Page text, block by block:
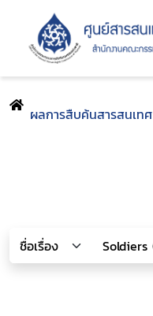
ผลการสืบค้นสารสนเทศ